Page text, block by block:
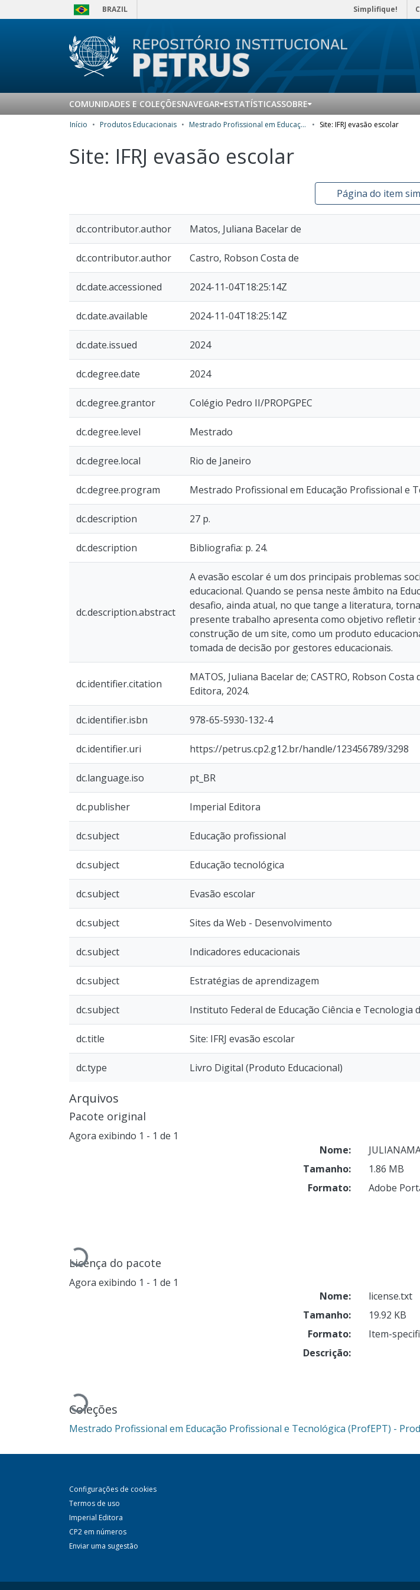
BRAZIL Simplifique!
COMUNIDADES E COLEÇÕESNAVEGAR ESTATÍSTICASSOBRE
Início Produtos Educacionais Mestrado Profissional em Educação Profissional e Tecnológica (ProfEPT) - Produtos Educacionais Site: IFRJ evasão escolar
Site: IFRJ evasão escolar
Página do item
dc.contributor.author Matos, Juliana Bacelar de
dc.contributor.author Castro, Robson Costa de
dc.date.accessioned 2024-11-04T18:25:14Z
dc.date.available 2024-11-04T18:25:14Z
dc.date.issued 2024
dc.degree.date 2024
dc.degree.grantor Colégio Pedro II/PROPGPEC
dc.degree.level Mestrado
dc.degree.local Rio de Janeiro
dc.degree.program Mestrado Profissional em Educação Profissional e
dc.description 27 p.
dc.description Bibliografia: p. 24.
dc.description.abstract
A evasão escolar é um dos principais problemas
educacional. Quando se pensa neste âmbito na
desafio, ainda atual, no que tange a literatura,
presente trabalho apresenta como objetivo
construção de um site, como um produto
tomada de decisão por gestores educacionais.
dc.identifier.citation
MATOS, Juliana Bacelar de; CASTRO, Robson
Editora, 2024.
dc.identifier.isbn 978-65-5930-132-4
dc.identifier.uri https://petrus.cp2.g12.br/handle/123456789/3298
dc.language.iso pt_BR
dc.publisher Imperial Editora
dc.subject Educação profissional
dc.subject Educação tecnológica
dc.subject Evasão escolar
dc.subject Sites da Web - Desenvolvimento
dc.subject Indicadores educacionais
dc.subject Estratégias de aprendizagem
dc.subject Instituto Federal de Educação Ciência e Tecnologia
dc.title Site: IFRJ evasão escolar
dc.type Livro Digital (Produto Educacional)
Arquivos
Pacote original
Agora exibindo 1 - 1 de 1
Carregando...
Nome:
Tamanho:
1.86 MB
Formato:
Adobe
Licença do pacote
Agora exibindo 1 - 1 de 1
Carregando...
Nome:
license.txt
Tamanho:
19.92 KB
Formato:
Item-
Descrição:
Coleções
Mestrado Profissional em Educação Profissional e Tecnológica (ProfEPT) -
Configurações de cookies
Termos de uso
Imperial Editora
CP2 em números
Enviar uma sugestão